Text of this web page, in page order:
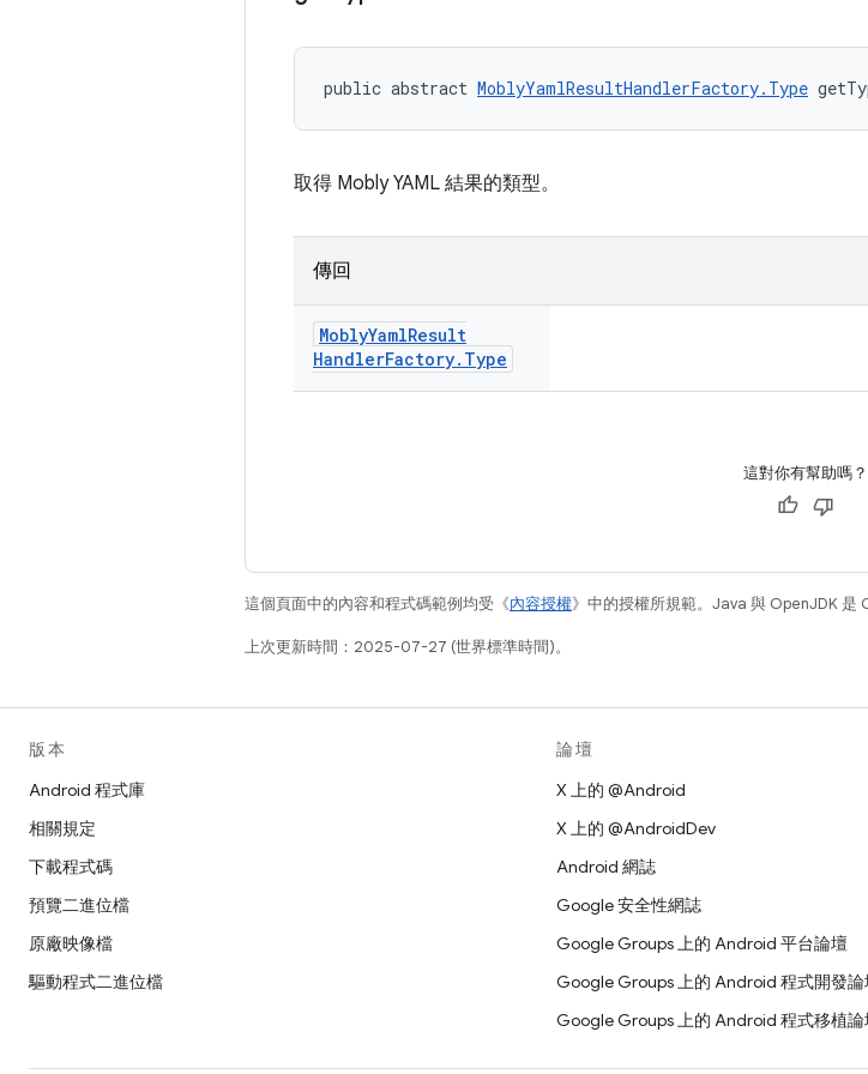
public abstract MoblyYamlResultHandlerFactory.Type
取得 Mobly YAML 結果的類型。
傳回
MoblyYamlResult
HandlerFactory. Type
這對你有幫助嗎？
這個頁面中的內容和程式碼範例均受《內容授權》中的授權所規範。Java 與 OpenJDK 是
上次更新時間：2025-07-27 (世界標準時間)。
版本
Android 程式庫
相關規定
下載程式碼
預覽二進位檔
原廠映像檔
驅動程式二進位檔
論壇
X 上的 @Android
X 上的 @AndroidDev
Android 網誌
Google 安全性網誌
Google Groups 上的 Android 平台論壇
Google Groups 上的 Android 程式開發論
Google Groups 上的 Android 程式移植論